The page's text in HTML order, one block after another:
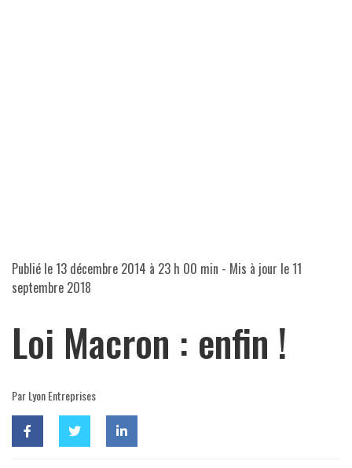
Publié le13 décembre 2014 à 23 h 00 min - Mis à jour le11
septembre 2018
Loi Macron : enfin !
Par Lyon Entreprises